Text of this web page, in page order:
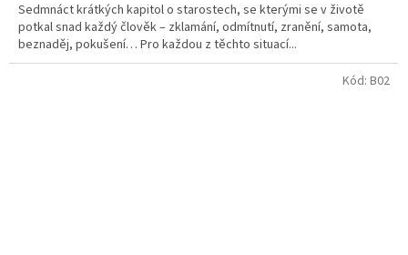
z
5
hvězdiček.
Sedmnáct krátkých kapitol o starostech, se kterými se v životě
potkal snad každý člověk – zklamání, odmítnutí, zranění, samota,
beznaděj, pokušení… Pro každou z těchto situací...
Kód: B02